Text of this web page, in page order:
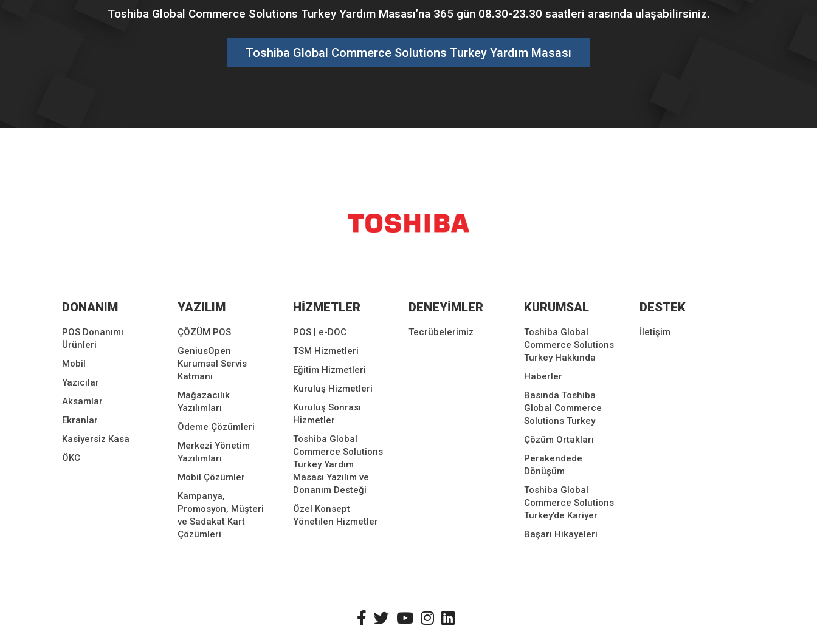
Toshiba Global Commerce Solutions Turkey Yardım Masası’na 365 gün 08.30-23.30 saatleri arasında ulaşabilirsiniz.
Toshiba Global Commerce Solutions Turkey Yardım Masası
DONANIM
POS Donanımı
Ürünleri
Mobil
Yazıcılar
Aksamlar
Ekranlar
Kasiyersiz Kasa
ÖKC
YAZILIM
ÇÖZÜM POS
GeniusOpen
Kurumsal Servis
Katmanı
Mağazacılık
Yazılımları
Ödeme Çözümleri
Merkezi Yönetim
Yazılımları
Mobil Çözümler
Kampanya,
Promosyon, Müşteri
ve Sadakat Kart
Çözümleri
HİZMETLER
POS | e-DOC
TSM Hizmetleri
Eğitim Hizmetleri
Kuruluş Hizmetleri
Kuruluş Sonrası
Hizmetler
Toshiba Global
Commerce Solutions
Turkey Yardım
Masası Yazılım ve
Donanım Desteği
Özel Konsept
Yönetilen Hizmetler
DENEYİMLER
Tecrübelerimiz
KURUMSAL
Toshiba Global
Commerce Solutions
Turkey Hakkında
Haberler
Basında Toshiba
Global Commerce
Solutions Turkey
Çözüm Ortakları
Perakendede
Dönüşüm
Toshiba Global
Commerce Solutions
Turkey’de Kariyer
Başarı Hikayeleri
DESTEK
İletişim